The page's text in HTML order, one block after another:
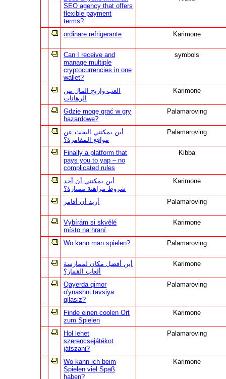
SEO agency that offers
flexible payment
terms?
ordinare refrigerante Karimone
Can I receive and
manage multiple
cryptocurrencies in one
wallet?
symbols
العب واربح المال من
الرهانات
Karimone
Gdzie mogę grać w gry
hazardowe?
Palamaroving
أين يمكنني البحث عن
مواقع المقامرة؟
Palamaroving
Finally a platform that
pays you to yap – no
complicated rules
Kibba
أين يمكنني أن أجد
شروط مراهنة ممتازة؟
Karimone
أريد أن أقامر Palamaroving
Vybírám si skvělé
místo na hraní
Karimone
Wo kann man spielen? Palamaroving
أين أفضل مكان لممارسة
ألعاب القمار؟
Karimone
Qayerda qimor
o'ynashni tavsiya
qilasiz?
Palamaroving
Finde einen coolen Ort
zum Spielen
Karimone
Hol lehet
szerencsejátékot
játszani?
Palamaroving
Wo kann ich beim
Spielen viel Spaß
haben?
Karimone